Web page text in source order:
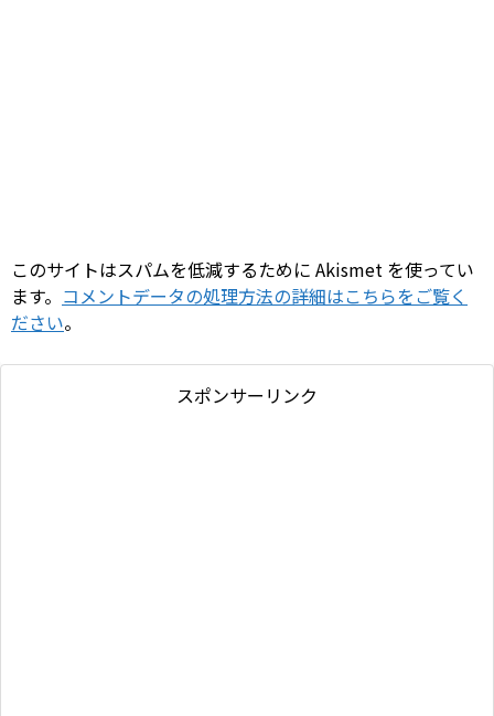
このサイトはスパムを低減するために Akismet を使ってい
ます。 コメントデータの処理方法の詳細はこちらをご覧く
ださい。
スポンサーリンク